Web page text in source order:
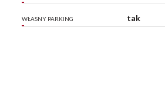
WŁASNY PARKING tak